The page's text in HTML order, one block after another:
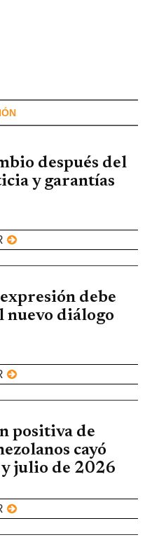
después del
y garantías
debe
nuevo diálogo
positiva de
cayó
julio de 2026